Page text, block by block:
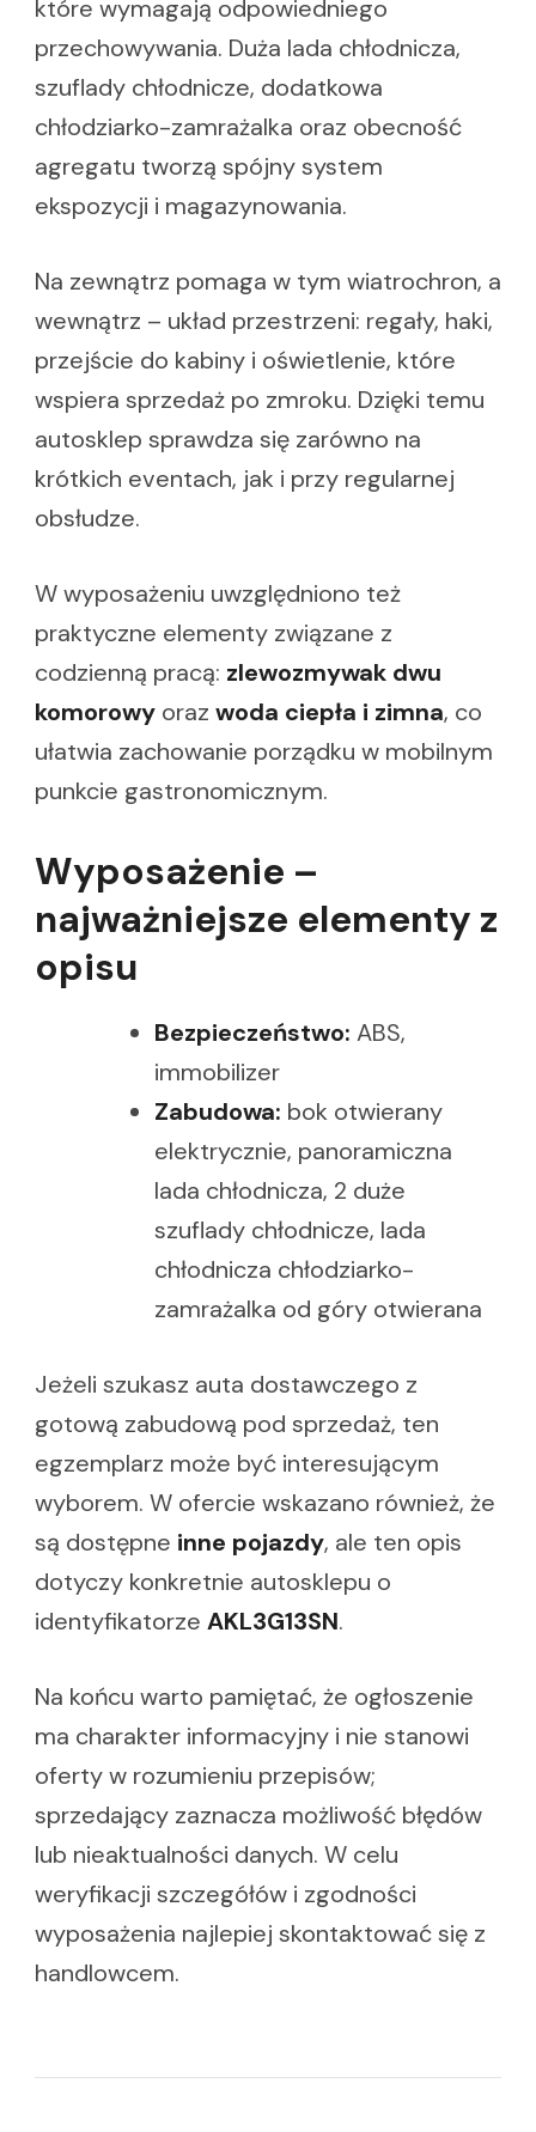
które wymagają odpowiedniego
przechowywania. Duża lada chłodnicza,
szuflady chłodnicze, dodatkowa
chłodziarko-zamrażalka oraz obecność
agregatu tworzą spójny system
ekspozycji i magazynowania.
Na zewnątrz pomaga w tym wiatrochron, a
wewnątrz – układ przestrzeni: regały, haki,
przejście do kabiny i oświetlenie, które
wspiera sprzedaż po zmroku. Dzięki temu
autosklep sprawdza się zarówno na
krótkich eventach, jak i przy regularnej
obsłudze.
W wyposażeniu uwzględniono też
praktyczne elementy związane z
codzienną pracą: zlewozmywak dwu
komorowy oraz woda ciepła i zimna, co
ułatwia zachowanie porządku w mobilnym
punkcie gastronomicznym.
Wyposażenie –
najważniejsze elementy z
opisu
Bezpieczeństwo: ABS,
immobilizer
Zabudowa: bok otwierany
elektrycznie, panoramiczna
lada chłodnicza, 2 duże
szuflady chłodnicze, lada
chłodnicza chłodziarko-
zamrażalka od góry otwierana
Jeżeli szukasz auta dostawczego z
gotową zabudową pod sprzedaż, ten
egzemplarz może być interesującym
wyborem. W ofercie wskazano również, że
są dostępne inne pojazdy, ale ten opis
dotyczy konkretnie autosklepu o
identyfikatorze AKL3G13SN.
Na końcu warto pamiętać, że ogłoszenie
ma charakter informacyjny i nie stanowi
oferty w rozumieniu przepisów;
sprzedający zaznacza możliwość błędów
lub nieaktualności danych. W celu
weryfikacji szczegółów i zgodności
wyposażenia najlepiej skontaktować się z
handlowcem.